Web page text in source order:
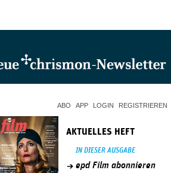
ABO APP LOGIN REGISTRIEREN
AKTUELLES HEFT
IN DIESER AUSGABE
epd Film abonnieren